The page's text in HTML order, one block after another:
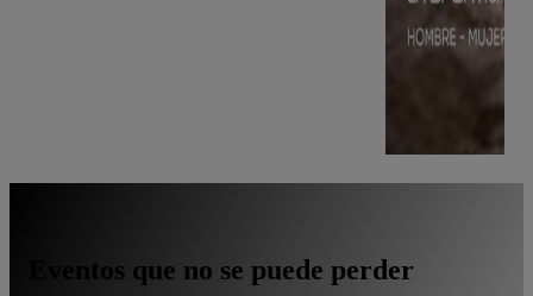
Eventos que no se puede perder